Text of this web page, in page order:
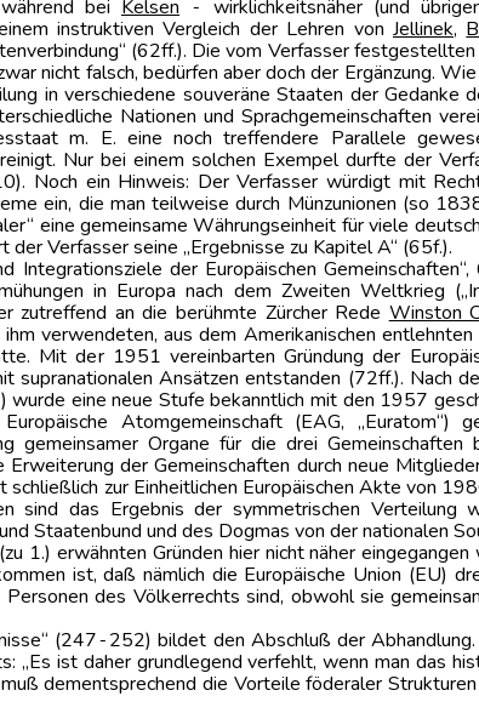
bei Kelsen ‑ wirklichkeitsnäher (und
instruktiven Vergleich der Lehren von Jellinek,
(62ff.). Die vom Verfasser
nicht falsch, bedürfen aber doch der Ergänzung.
in verschiedene souveräne Staaten der Gedanke
Nationen und Sprachgemeinschaften
m. E. eine noch treffendere Parallele
Nur bei einem solchen Exempel durfte der
Noch ein Hinweis: Der Verfasser würdigt mit
ein, die man teilweise durch Münzunionen (so
eine gemeinsame Währungseinheit für viele
der Verfasser seine „Ergebnisse zu Kapitel A“ (65f.).
der Europäischen
in Europa nach dem Zweiten Weltkrieg
zutreffend an die berühmte Zürcher Rede Winston
ihm verwendeten, aus dem Amerikanischen
Mit der 1951 vereinbarten Gründung der
supranationalen Ansätzen entstanden (72ff.). Nach
eine neue Stufe bekanntlich mit den 1957
Atomgemeinschaft (EAG,
Organe für die drei Gemeinschaften
der Gemeinschaften durch neue
zur Einheitlichen Europäischen Akte von
sind das Ergebnis der symmetrischen Verteilung
Staatenbund und des Dogmas von der nationalen
1.) erwähnten Gründen hier nicht näher
ist, daß nämlich die Europäische Union (EU)
des Völkerrechts sind, obwohl sie
(247‑252) bildet den Abschluß der
„Es ist daher grundlegend verfehlt, wenn man das
dementsprechend die Vorteile föderaler